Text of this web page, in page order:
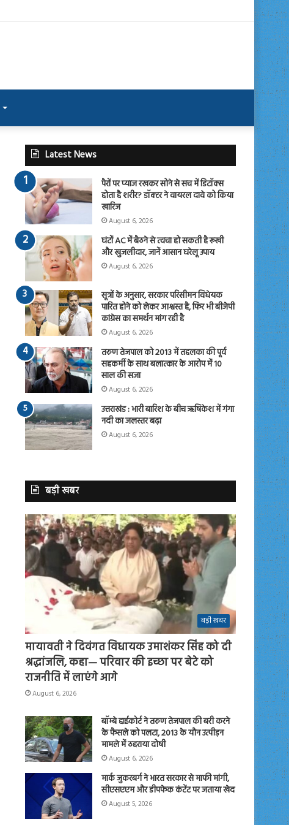
Latest News
पैरों पर प्याज रखकर सोने से सच में डिटॉक्स
होता है शरीर? डॉक्टर ने वायरल दावे को किया
खारिज
August 6, 2026
घंटों AC में बैठने से त्वचा हो सकती है रूखी
और खुजलीदार, जानें आसान घरेलू उपाय
August 6, 2026
सूत्रों के अनुसार, सरकार परिसीमन विधेयक
पारित होने को लेकर आश्वस्त है, फिर भी बीजेपी
कांग्रेस का समर्थन मांग रही है
August 6, 2026
तरुण तेजपाल को 2013 में तहलका की पूर्व
सहकर्मी के साथ बलात्कार के आरोप में 10
साल की सजा
August 6, 2026
उत्तराखंड : भारी बारिश के बीच ऋषिकेश में गंगा
नदी का जलस्तर बढ़ा
August 6, 2026
बड़ी खबर
बड़ी खबर
मायावती ने दिवंगत विधायक उमाशंकर सिंह को दी
श्रद्धांजलि, कहा— परिवार की इच्छा पर बेटे को
राजनीति में लाएंगे आगे
August 6, 2026
बॉम्बे हाईकोर्ट ने तरुण तेजपाल की बरी करने
के फैसले को पलटा, 2013 के यौन उत्पीड़न
मामले में ठहराया दोषी
August 6, 2026
मार्क जुकरबर्ग ने भारत सरकार से माफी मांगी,
सीएसएएम और डीपफेक कंटेंट पर जताया खेद
August 5, 2026